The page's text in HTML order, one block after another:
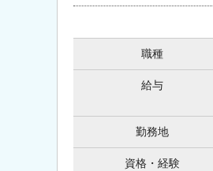
職種
給与
勤務地
資格・経験